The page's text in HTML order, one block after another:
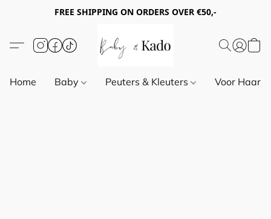
FREE SHIPPING ON ORDERS OVER €50,-
Home Baby Peuters & Kleuters Voor Haar